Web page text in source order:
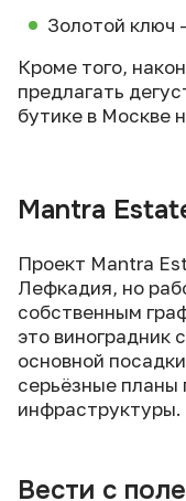
Золотой ключ
Кроме того,
предлагать
бутике в Москве
Mantra
Проект Mantra
Лефкадия, но
собственным
это виноградник
основной
серьёзные планы
инфраструктуры.
Вести с